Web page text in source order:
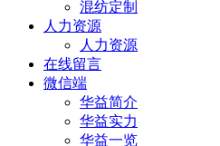
混纺定制
人力资源
人力资源
在线留言
微信端
华益简介
华益实力
华益一览